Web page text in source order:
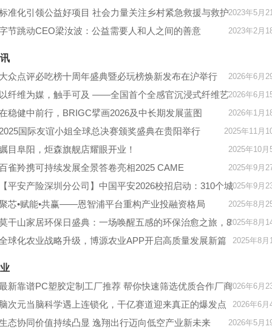
消防安全培训
准化引领公益好项目 社会力量关注乡村紧急救援与救护2023年5月
节跳动CEO梁汝波：公益需要人和人之间的善意 2023年2月
众点评必吃榜十周年盛典暨必玩榜焕新发布在沪举行
2026年6月
纤维为媒，触手可及 ——全国首个全感官沉浸式纤维艺
大展在贵阳盛大开幕
2026年6月
稳健中前行，BRIGC擘画2026及中长期发展蓝图 2026年1月
国际友谊小姐全球总决赛颁奖盛典在贵阳举行 2025年11月
目阜阳，炬森旗舰店耀眼开业！ 2025年10月
雀羚携可持续发展全景答卷亮相2025 CAME 2025年9月
平安产险深圳分公司】中国平安2026校招启动：310个城
超4000个岗位，AI助力校招新体验
2025年9月
芯•赋能•共赢——恩智浦平台重构产业投融资格局 2025年8月
干山家居环保日盛典：一场唤醒五感的环保治愈之旅，8
18日莫干山见
2025年8月
球化农业战略升级，博源农业APP开启高质量发展新篇
2025年8月
新靠谱PC塑胶定制工厂推荐 帮你快速筛选优质合作厂商2026年6月
次元当脑科学遇上连锁化，干亿赛道迎来真正的爆发点 2026年6月
态协同价值持续凸显 逸翔出行迈向低空产业新未来 2026年5月